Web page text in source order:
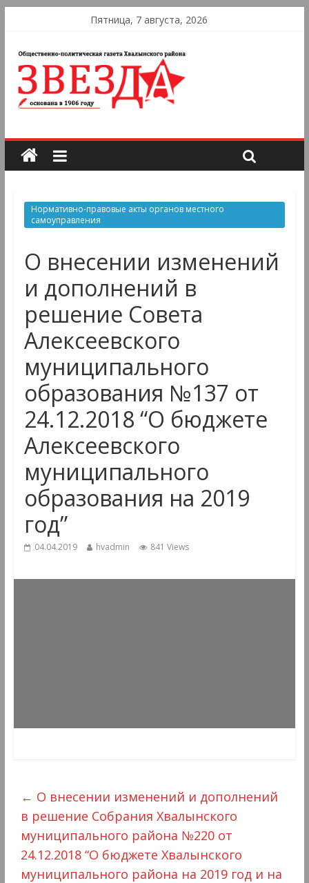
Пятница, 7 августа, 2026
Нормативно-правовые акты органов местного
самоуправления
О внесении изменений
и дополнений в
решение Совета
Алексеевского
муниципального
образования №137 от
24.12.2018 “О бюджете
Алексеевского
муниципального
образования на 2019
год”
04.04.2019 hvadmin 841 Views
← О внесении изменений и дополнений
в решение Собрания Хвалынского
муниципального района №220 от
24.12.2018 “О бюджете Хвалынского
муниципального района на 2019 год и на